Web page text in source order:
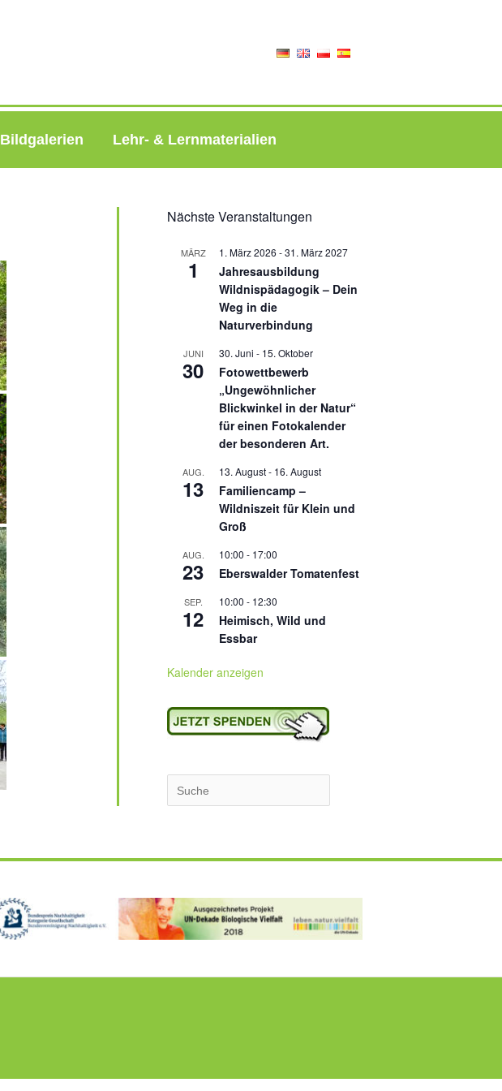
Bildgalerien Lehr- & Lernmaterialien
Nächste Veranstaltungen
MÄRZ
1
1. März 2026 -31. März 2027
Jahresausbildung
Wildnispädagogik – Dein
Weg in die
Naturverbindung
JUNI
30
30. Juni - 15. Oktober
Fotowettbewerb
„Ungewöhnlicher
Blickwinkel in der Natur“
für einen Fotokalender
der besonderen Art.
AUG.
13
13. August- 16. August
Familiencamp –
Wildniszeit für Klein und
Groß
AUG.
23
10:00 - 17:00
Eberswalder Tomatenfest
SEP.
12
10:00 - 12:30
Heimisch, Wild und
Essbar
Kalender anzeigen
Suchen